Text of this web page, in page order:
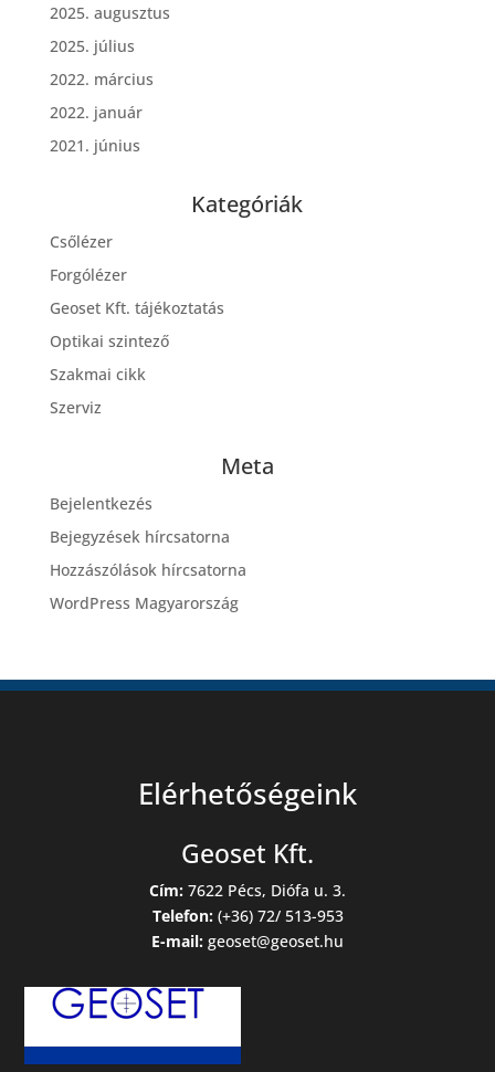
2025. augusztus
2025. július
2022. március
2022. január
2021. június
Kategóriák
Csőlézer
Forgólézer
Geoset Kft. tájékoztatás
Optikai szintező
Szakmai cikk
Szerviz
Meta
Bejelentkezés
Bejegyzések hírcsatorna
Hozzászólások hírcsatorna
WordPress Magyarország
Elérhetőségeink
Geoset Kft.
Cím: 7622 Pécs, Diófa u. 3.
Telefon:(+36) 72/ 513-953
E-mail: geoset@geoset.hu